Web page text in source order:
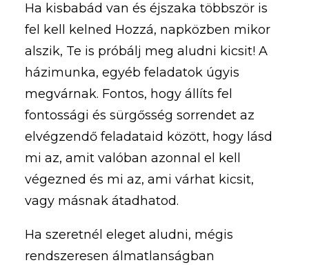
Ha kisbabád van és éjszaka többször is
fel kell kelned Hozzá, napközben mikor
alszik, Te is próbálj meg aludni kicsit! A
házimunka, egyéb feladatok úgyis
megvárnak. Fontos, hogy állíts fel
fontossági és sürgősség sorrendet az
elvégzendő feladataid között, hogy lásd
mi az, amit valóban azonnal el kell
végezned és mi az, ami várhat kicsit,
vagy másnak átadhatod.
Ha szeretnél eleget aludni, mégis
rendszeresen álmatlanságban